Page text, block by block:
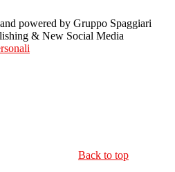
powered by Gruppo Spaggiari
& New Social Media
Back to top